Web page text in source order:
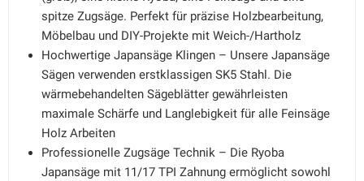
spitze Zugsäge. Perfekt für präzise Holzbearbeitung,
Möbelbau und DIY-Projekte mit Weich-/Hartholz
Hochwertige Japansäge Klingen – Unsere Japansäge
Sägen verwenden erstklassigen SK5 Stahl. Die
wärmebehandelten Sägeblätter gewährleisten
maximale Schärfe und Langlebigkeit für alle Feinsäge
Holz Arbeiten
Professionelle Zugsäge Technik – Die Ryoba
Japansäge mit 11/17 TPI Zahnung ermöglicht sowohl